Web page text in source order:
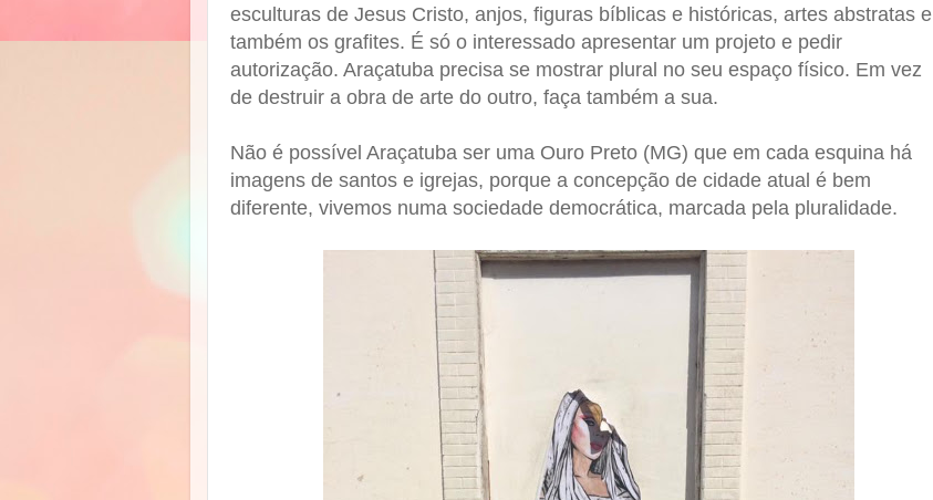
esculturas de Jesus Cristo, anjos, figuras bíblicas e históricas, artes abstratas e
também os grafites. É só o interessado apresentar um projeto e pedir
autorização. Araçatuba precisa se mostrar plural no seu espaço físico. Em vez
de destruir a obra de arte do outro, faça também a sua.
Não é possível Araçatuba ser uma Ouro Preto (MG) que em cada esquina há
imagens de santos e igrejas, porque a concepção de cidade atual é bem
diferente, vivemos numa sociedade democrática, marcada pela pluralidade.